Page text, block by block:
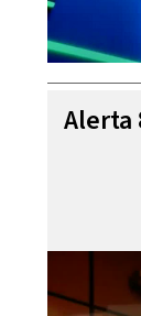
Alerta